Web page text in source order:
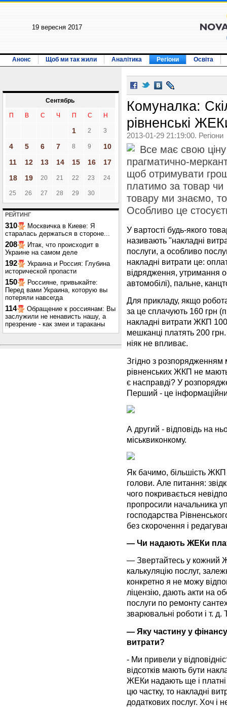
19 вересня 2017
Анонс Щоб ми так жили Аналітика Регіони Освіта
Сентябрь
П В С Ч П С Н
1 2 3
4 5 6 7 8 9
10
11
12 13 14 15 16
17
18
19 20 21 22 23 24
25 26 27 28 29 30
РЕЙТИНГ
310
Москвичка в Киеве: Я
старалась держаться в стороне...
208
Итак, что происходит в
Украине на самом деле
192
Украина и Россия: Глубина
исторической пропасти
150
Россияне, привыкайте:
Перед вами Украина, которую вы
потеряли навсегда
114
Обращение к россиянам: Вы
заслужили не ненависть нашу, а
презрение - как змеи и тараканы
Комуналка:
рівненські
2013-01-29 21:19:00. Регіони
Все має свою
прагматично-
щоб отримувати
платимо за товар чи
товару ми знаємо,
Особливо це
У вартості будь-якого
називають "накладні
послуги, а особливо
накладні витрати це:
відрядження, утримання
автомобілі), пальне,
Для прикладу, якщо
за це сплачують 160 грн
накладні витрати ЖКП
мешканці платять 200
ніяк не впливає.
Згідно з розпорядженням
рівненських ЖКП не
є насправді? У
Перший - це
А другий - відповідь на
міськвиконкому.
Як бачимо, більшість
голови. Але питання:
чого покривається
пропросили начальника
господарства
без скорочення і
— Чи надають ЖЕКи
— Звертайтесь у
калькуляцію послуг,
конкретно я не можу
ліцензію, дають акти на
послуги по ремонту
зварювальні роботи і т.
— Яку частину у
витрати?
- Ми привели у
відсотків мають бути
ЖЕКи надають ще і платні
цю частку, то накладні
додаткових послуг. Хоч і